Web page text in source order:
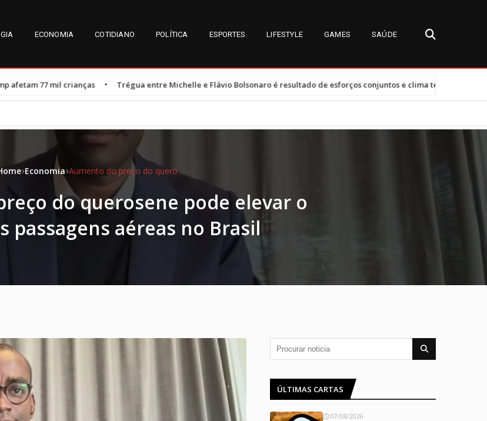
ECONOMIA COTIDIANO POLÍTICA ESPORTES LIFESTYLE GAMES SAÚDE
•Trégua entre Michelle e Flávio Bolsonaro é resultado de esforços conjuntos e clima tenso•Tarifas dos EUA afetam
Economia Aumento do preço do querosene pode elevar o custo das passagens aéreas no Brasil
do querosene pode elevar o
passagens aéreas no Brasil
ÚLTIMAS CARTAS
07/08/2026